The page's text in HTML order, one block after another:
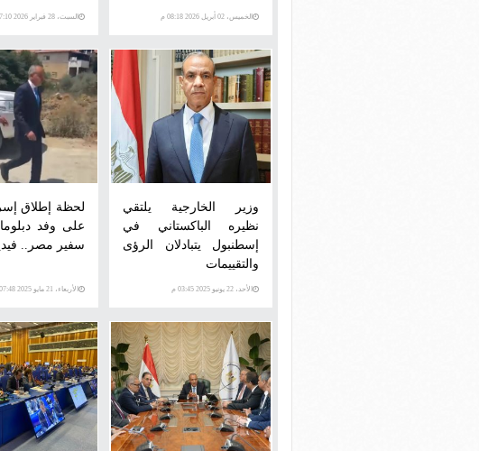
بالخارج
الخميس، 02 أبريل 2026 08:18 م
بالمنطقة أولاً
السبت، 28 فبراير 2026 07:10 م
وزير الخارجية يلتقي
نظيره الباكستاني في
إسطنبول يتبادلان الرؤى
والتقييمات
الأحد، 22 يونيو 2025 03:45 م
لحظة إطلاق
على وفد
سفير مصر..
الأربعاء، 21 مايو 2025 07:48 م